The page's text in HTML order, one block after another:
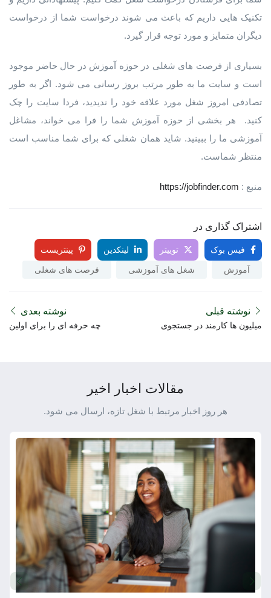
تکنیک هایی داریم که باعث می شوند درخواست شما از درخواست
دیگران متمایز و مورد توجه قرار گیرد.
بسیاری از فرصت های شغلی در حوزه آموزش در حال حاضر موجود
است و سایت ما به طور مرتب بروز رسانی می شود. اگر به طور
تصادفی امروز شغل مورد علاقه خود را ندیدید، فردا سایت را چک
کنید. هر بخشی از حوزه آموزش شما را فرا می خواند، مشاغل
آموزشی ما را ببینید. شاید همان شغلی که برای شما مناسب است
منتظر شماست.
منبع : https://jobfinder.com
اشتراک گذاری در
فیس بوک توییتر لینکدین پینتریست
آموزش شغل های آموزشی فرصت های شغلی
نوشته قبلی
میلیون ها کارمند در جستجوی
نوشته بعدی
چه حرفه ای را برای اولین
مقالات اخبار اخیر
هر روز اخبار مرتبط با شغل تازه، ارسال می شود.